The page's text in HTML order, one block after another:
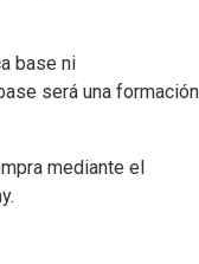
base ni
será una formación
mediante el